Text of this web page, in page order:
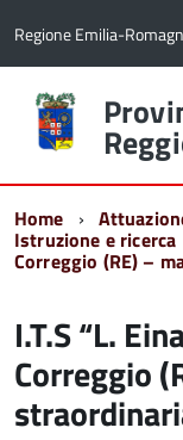
Regione Emilia-
Torna
alla
home
Home
Istruzione e ricerca
Correggio (RE) –
I.T.S “L.
Correggio